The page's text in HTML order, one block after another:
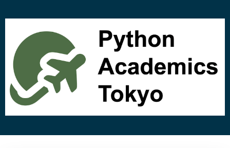
ン
ン
ツ
へ
キ
ッ
プ